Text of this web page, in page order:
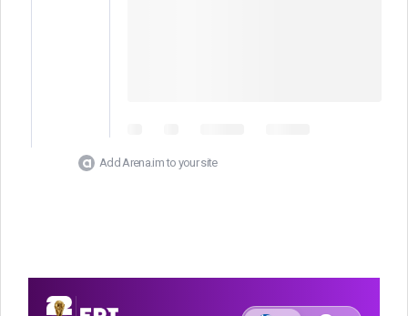
Add Arena.im to your site